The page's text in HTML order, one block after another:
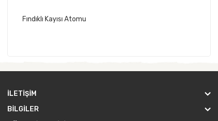
Fındıklı Kayısı Atomu
İLETIŞIM
BILGILER